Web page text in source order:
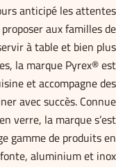
anticipé les attentes
aux familles de
à table et bien plus
la marque Pyrex® est
et accompagne des
avec succès. Connue
verre, la marque s’est
gamme de produits en
aluminium et inox.